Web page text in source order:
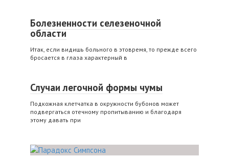
Болезненности селезеночной
области
Итак, если видишь больного в этовремя, то прежде всего
бросается в глаза характерный в
Случаи легочной формы чумы
Подкожная клетчатка в окружности бубонов может
подвергаться отечному пропитыванию и благодаря
этому давать при